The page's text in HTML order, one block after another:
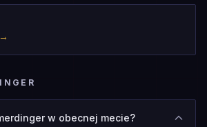
→
w obecnej mecie?